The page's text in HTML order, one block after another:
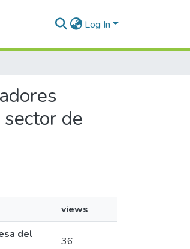
Log In
de
views
del
36